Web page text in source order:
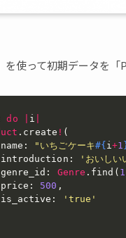
を使って初期データを
do i
. create ! (
		name
: "いちごケーキ#{ i+1
		introduction
: 'おいしい
		genre_id
: Genre . find ( 1
		price
: 500 ,
		is_active
:
'true'